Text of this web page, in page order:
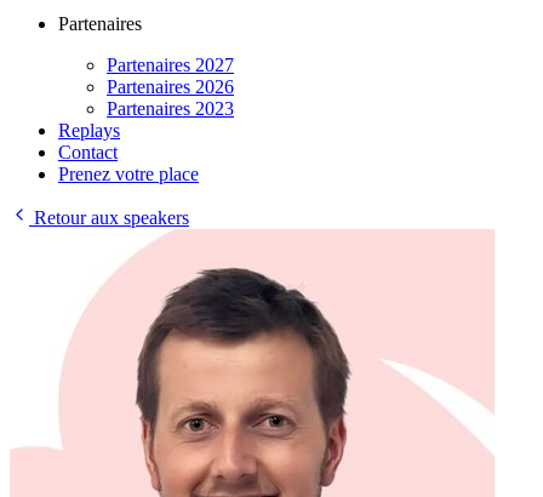
Partenaires
Partenaires 2027
Partenaires 2026
Partenaires 2023
Replays
Contact
Prenez votre place
Retour aux speakers